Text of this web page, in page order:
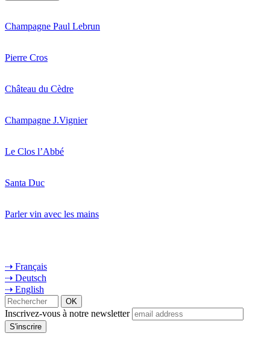
Champagne Paul Lebrun
Pierre Cros
Château du Cèdre
Champagne J.Vignier
Le Clos l’Abbé
Santa Duc
Parler vin avec les mains
⇢ Français
⇢ Deutsch
⇢ English
Inscrivez-vous à notre newsletter